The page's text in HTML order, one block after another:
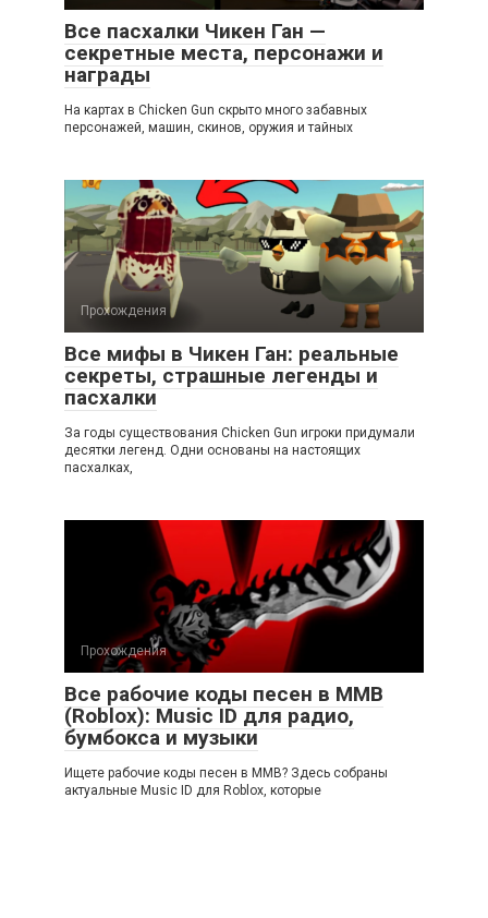
Все пасхалки Чикен Ган —
секретные места, персонажи и
награды
На картах в Chicken Gun скрыто много забавных
персонажей, машин, скинов, оружия и тайных
Прохождения
Все мифы в Чикен Ган: реальные
секреты, страшные легенды и
пасхалки
За годы существования Chicken Gun игроки придумали
десятки легенд. Одни основаны на настоящих
пасхалках,
Прохождения
Все рабочие коды песен в ММВ
(Roblox): Music ID для радио,
бумбокса и музыки
Ищете рабочие коды песен в ММВ? Здесь собраны
актуальные Music ID для Roblox, которые